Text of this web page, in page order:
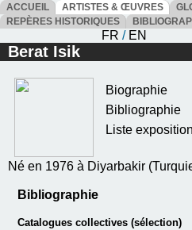
ACCUEIL ARTISTES & ŒUVRES
REPÈRES HISTORIQUES
FR / EN
Berat Isik